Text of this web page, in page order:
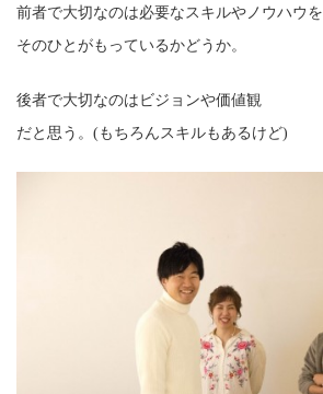
前者で大切なのは必要なスキルやノウハウを
そのひとがもっているかどうか。
後者で大切なのはビジョンや価値観
だと思う。(もちろんスキルもあるけど)